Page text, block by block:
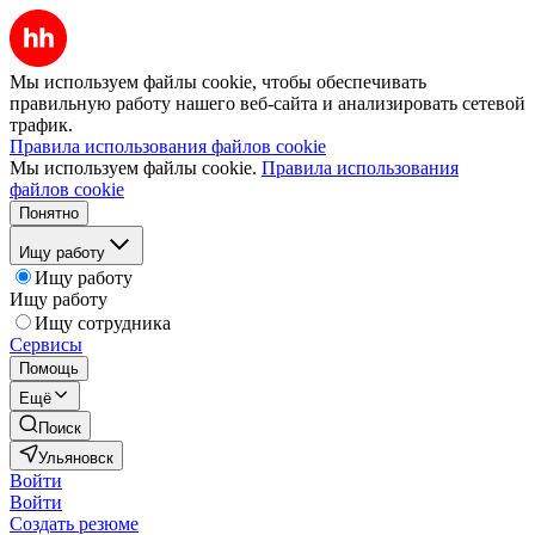
Мы используем файлы cookie, чтобы обеспечивать
правильную работу нашего веб-сайта и анализировать сетевой
трафик.
Правила использования файлов cookie
Мы используем файлы cookie. Правила использования
файлов cookie
Понятно
Ищу работу
Ищу работу
Ищу работу
Ищу сотрудника
Сервисы
Помощь
Ещё
Поиск
Ульяновск
Войти
Войти
Создать резюме